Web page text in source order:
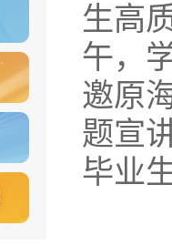
生高
午，
邀原
题宣
毕业